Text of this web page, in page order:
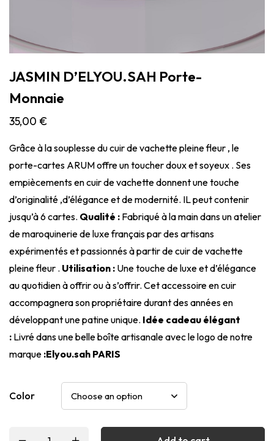
JASMIN D’ELYOU.SAH Porte-
Monnaie
35,00 €
Grâce à la souplesse du cuir de vachette pleine fleur , le
porte-cartes ARUM offre un toucher doux et soyeux . Ses
empiècements en cuir de vachette donnent une touche
d’originalité ,d’élégance et de modernité. IL peut contenir
jusqu’à 6 cartes. Qualité : Fabriqué à la main dans un atelier
de maroquinerie de luxe français par des artisans
expérimentés et passionnés à partir de cuir de vachette
pleine fleur . Utilisation : Une touche de luxe et d’élégance
au quotidien à offrir ou à s’offrir. Cet accessoire en cuir
accompagnera son propriétaire durant des années en
développant une patine unique. Idée cadeau élégant
: Livré dans une belle boîte artisanale avec le logo de notre
marque :Elyou.sah PARIS
Color